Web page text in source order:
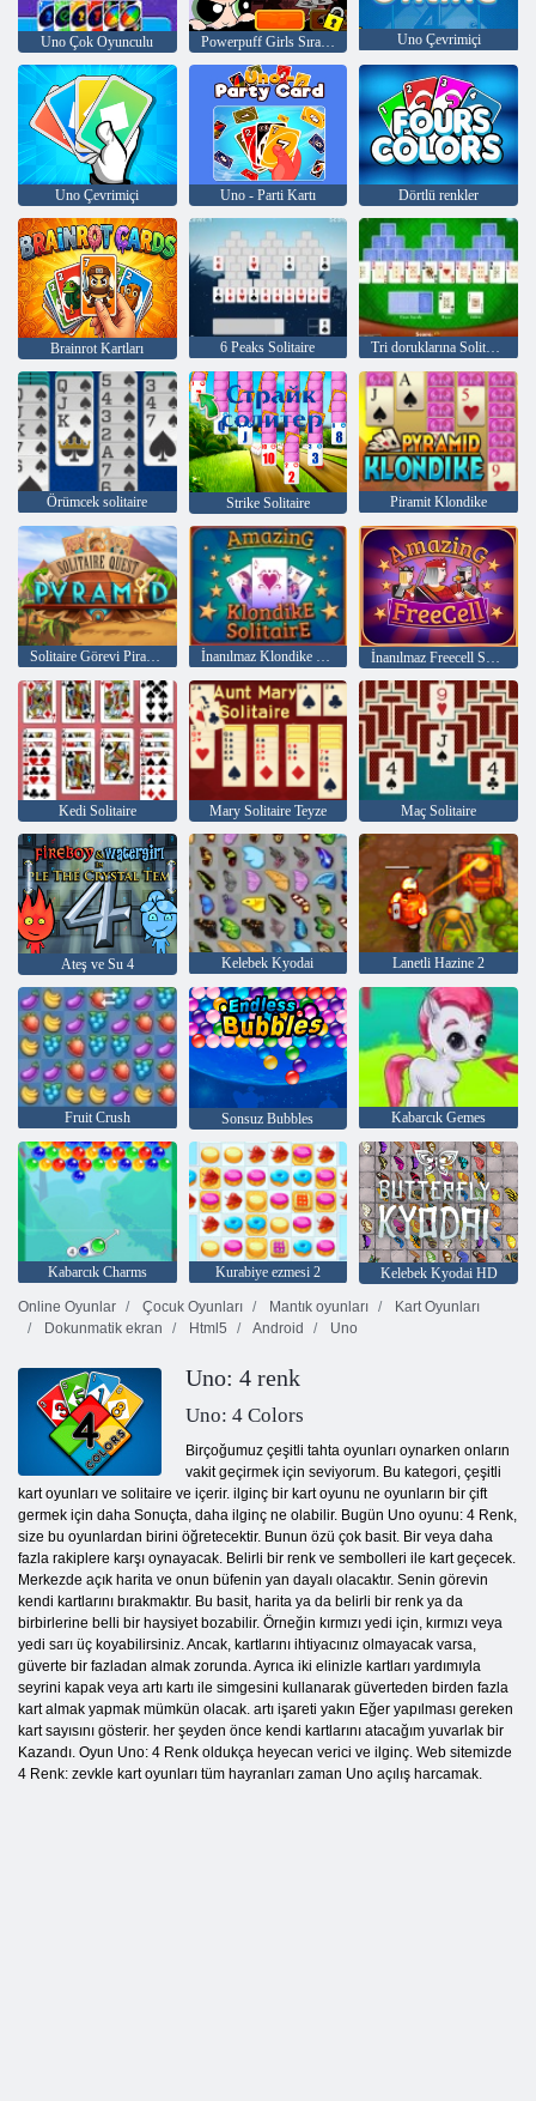
Uno Çok Oyunculu Powerpuff Girls Sıradışı Haftası Uno Çevrimiçi
Uno Çevrimiçi Uno - Parti Kartı Dörtlü renkler
Brainrot Kartları 6 Peaks Solitaire Tri doruklarına Solitaire
Örümcek solitaire Strike Solitaire Piramit Klondike
İnanılmaz Freecell Solitaire
Kedi Solitaire Mary Solitaire Teyze Maç Solitaire
Ateş ve Su 4 Kelebek Kyodai Lanetli Hazine 2
Fruit Crush Sonsuz Bubbles Kabarcık Gemes
Kabarcık Charms Kurabiye ezmesi 2
Kelebek Kyodai HD
Online Oyunlar
Çocuk Oyunları Mantık oyunları
Kart Oyunları
Dokunmatik ekran
Html5 Android Uno
Uno: 4 renk
Uno: 4 Colors
Birçoğumuz çeşitli tahta oyunları oynarken onların
vakit geçirmek için seviyorum. Bu kategori, çeşitli
kart oyunları ve solitaire ve içerir. ilginç bir kart oyunu ne oyunların bir çift
germek için daha Sonuçta, daha ilginç ne olabilir. Bugün Uno oyunu: 4 Renk,
size bu oyunlardan birini öğretecektir. Bunun özü çok basit. Bir veya daha
fazla rakiplere karşı oynayacak. Belirli bir renk ve sembolleri ile kart geçecek.
Merkezde açık harita ve onun büfenin yan dayalı olacaktır. Senin görevin
kendi kartlarını bırakmaktır. Bu basit, harita ya da belirli bir renk ya da
birbirlerine belli bir haysiyet bozabilir. Örneğin kırmızı yedi için, kırmızı veya
yedi sarı üç koyabilirsiniz. Ancak, kartlarını ihtiyacınız olmayacak varsa,
güverte bir fazladan almak zorunda. Ayrıca iki elinizle kartları yardımıyla
seyrini kapak veya artı kartı ile simgesini kullanarak güverteden birden fazla
kart almak yapmak mümkün olacak. artı işareti yakın Eğer yapılması gereken
kart sayısını gösterir. her şeyden önce kendi kartlarını atacağım yuvarlak bir
Kazandı. Oyun Uno: 4 Renk oldukça heyecan verici ve ilginç. Web sitemizde
4 Renk: zevkle kart oyunları tüm hayranları zaman Uno açılış harcamak.